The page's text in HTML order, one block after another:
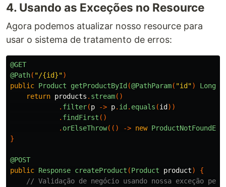
4. Usando as Exceções no Resource
Agora podemos atualizar nosso resource para
usar o sistema de tratamento de erros:
@GET
@Path( "/{id}")
public Product getProductById (@PathParam( "id") Long
return products . stream()
. filter(p -> p. id . equals (id ))
. findFirst ()
. orElseThrow(() -> new
}
@POST
public Response createProduct (Product product)
{
// Validação de negócio usando nossa exceção